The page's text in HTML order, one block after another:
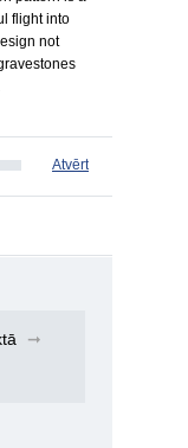
flight into
not
Atvērt
➞